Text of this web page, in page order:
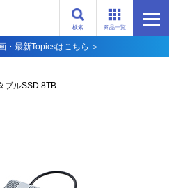
商品一覧
検索
・最新Topicsはこちら ＞
ブルSSD 8TB